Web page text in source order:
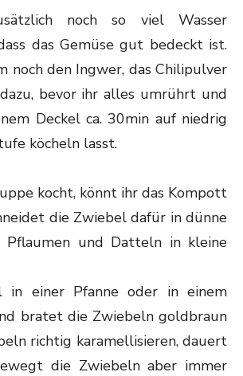
noch so viel Wasser
das Gemüse gut bedeckt ist.
noch den Ingwer, das Chilipulver
bevor ihr alles umrührt und
Deckel ca. 30min auf niedrig
köcheln lasst.
kocht, könnt ihr das Kompott
die Zwiebel dafür in dünne
Pflaumen und Datteln in kleine
in einer Pfanne oder in einem
bratet die Zwiebeln goldbraun
richtig karamellisieren, dauert
die Zwiebeln aber immer